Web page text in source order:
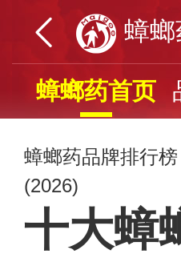
蟑螂
蟑螂药首页
蟑螂药品牌排行
(2026)
十大蟑